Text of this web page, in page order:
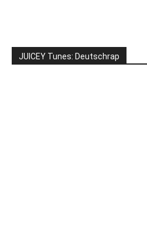
JUICEY Tunes: Deutschrap